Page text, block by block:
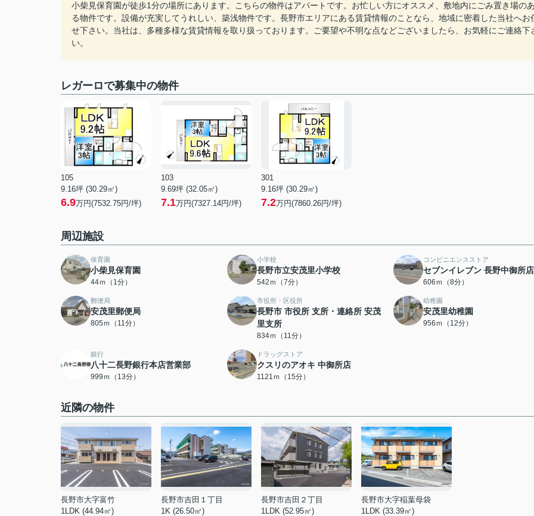
小柴見保育園が徒歩1分の場所にあります。こちらの物件はアパートです。お忙しい方にオススメ、敷地内にごみ置き場の
る物件です。設備が充実してうれしい、築浅物件です。長野市エリアにある賃貸情報のことなら、地域に密着した当社へお
せ下さい。当社は、多種多様な賃貸情報を取り扱っております。ご要望や不明な点などございましたら、お気軽にご連絡下
い。
レガーロで募集中の物件
105
9.16坪 (30.29㎡)
6.9万円(7532.75円/坪)
103
9.69坪 (32.05㎡)
7.1万円(7327.14円/坪)
301
9.16坪 (30.29㎡)
7.2万円(7860.26円/坪)
周辺施設
保育園
小柴見保育園
44ｍ（1分）
小学校
長野市立安茂里小学校
542ｍ（7分）
コンビニエンスストア
セブンイレブン 長野中御所店
606ｍ（8分）
郵便局
安茂里郵便局
805ｍ（11分）
市役所・区役所
長野市 市役所 支所・連絡所 安茂
里支所
834ｍ（11分）
幼稚園
安茂里幼稚園
956ｍ（12分）
銀行
八十二長野銀行本店営業部
999ｍ（13分）
ドラッグストア
クスリのアオキ 中御所店
1121ｍ（15分）
近隣の物件
長野市大字富竹
1LDK (44.94㎡)
長野市吉田１丁目
1K (26.50㎡)
長野市吉田２丁目
1LDK (52.95㎡)
長野市大字稲葉母袋
1LDK (33.39㎡)